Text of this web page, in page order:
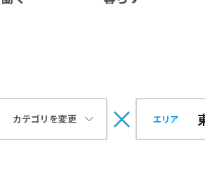
カテゴリを変更 エリア